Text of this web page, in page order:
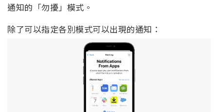
通知的「勿擾」模式。
除了可以指定各別模式可以出現的通知：